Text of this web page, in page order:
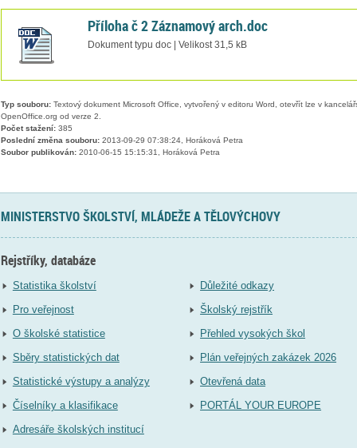
Příloha č 2 Záznamový arch.doc
Dokument typu doc | Velikost 31,5 kB
Typ souboru:Textový dokument Microsoft Office, vytvořený v editoru Word, otevřít lze v
OpenOffice.org od verze 2.
Počet stažení:385
Poslední změna souboru:2013-09-29 07:38:24, Horáková Petra
Soubor publikován:2010-06-15 15:15:31, Horáková Petra
MINISTERSTVO ŠKOLSTVÍ, MLÁDEŽE A TĚLOVÝCHOVY
Rejstříky, databáze
Statistika školství
Pro veřejnost
O školské statistice
Sběry statistických dat
Statistické výstupy a analýzy
Číselníky a klasifikace
Adresáře školských institucí
Důležité odkazy
Školský rejstřík
Přehled vysokých škol
Plán veřejných zakázek 2026
Otevřená data
PORTÁL YOUR EUROPE